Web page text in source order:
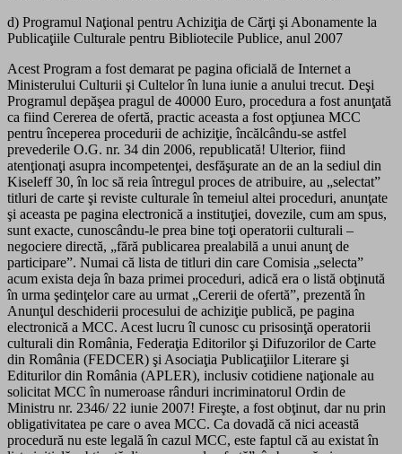
d) Programul Naţional pentru Achiziţia de Cărţi şi Abonamente la
Publicaţiile Culturale pentru Bibliotecile Publice, anul 2007
Acest Program a fost demarat pe pagina oficială de Internet a
Ministerului Culturii şi Cultelor în luna iunie a anului trecut. Deşi
Programul depăşea pragul de 40000 Euro, procedura a fost anunţată
ca fiind Cererea de ofertă, practic aceasta a fost opţiunea MCC
pentru începerea procedurii de achiziţie, încălcându-se astfel
prevederile O.G. nr. 34 din 2006, republicată! Ulterior, fiind
atenţionaţi asupra incompetenţei, desfăşurate an de an la sediul din
Kiseleff 30, în loc să reia întregul proces de atribuire, au „selectat”
titluri de carte şi reviste culturale în temeiul altei proceduri, anunţate
şi aceasta pe pagina electronică a instituţiei, dovezile, cum am spus,
sunt exacte, cunoscându-le prea bine toţi operatorii culturali –
negociere directă, „fără publicarea prealabilă a unui anunţ de
participare”. Numai că lista de titluri din care Comisia „selecta”
acum exista deja în baza primei proceduri, adică era o listă obţinută
în urma şedinţelor care au urmat „Cererii de ofertă”, prezentă în
Anunţul deschiderii procesului de achiziţie publică, pe pagina
electronică a MCC. Acest lucru îl cunosc cu prisosinţă operatorii
culturali din România, Federaţia Editorilor şi Difuzorilor de Carte
din România (FEDCER) şi Asociaţia Publicaţiilor Literare şi
Editurilor din România (APLER), inclusiv cotidiene naţionale au
solicitat MCC în numeroase rânduri incriminatorul Ordin de
Ministru nr. 2346/ 22 iunie 2007! Fireşte, a fost obţinut, dar nu prin
obligativitatea pe care o avea MCC. Ca dovadă că nici această
procedură nu este legală în cazul MCC, este faptul că au existat în